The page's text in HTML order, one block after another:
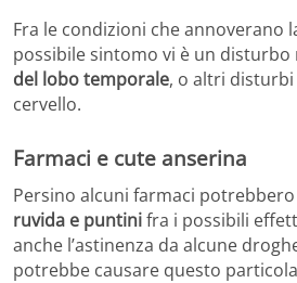
Fra le condizioni che annoverano
possibile sintomo vi è un disturbo
del lobo temporale, o altri
cervello.
Farmaci e cute anserina
Persino alcuni farmaci
ruvida e puntinifra i possibili
anche l’astinenza da alcune
potrebbe causare questo